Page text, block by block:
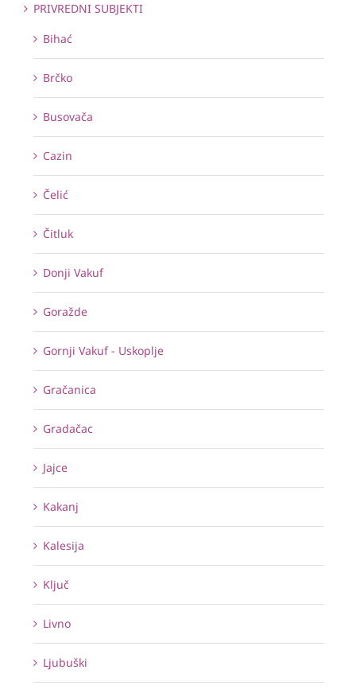
PRIVREDNI SUBJEKTI
Bihać
Brčko
Busovača
Cazin
Čelić
Čitluk
Donji Vakuf
Goražde
Gornji Vakuf - Uskoplje
Gračanica
Gradačac
Jajce
Kakanj
Kalesija
Ključ
Livno
Ljubuški